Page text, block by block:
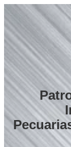
Saltar
al
contenido